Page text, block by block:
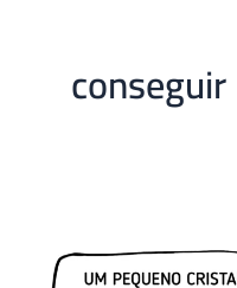
conseguir